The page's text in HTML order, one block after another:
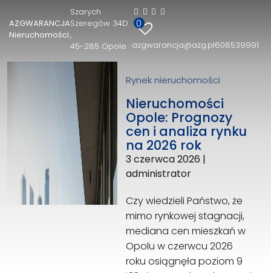
AZGWARANCJA
Nieruchomości
Szarych
Szeregów 34D
45-285 Opole
0
azgwarancja@azg.pl608539991
AZGWARANCJA Nieruchomości
Szarych Szeregów 34D
45-285 Opole
608539991
azgwarancja@azg.pl
Rynek nieruchomości
Nieruchomości
Opole: Prognozy
cen i analiza rynku
na 2026 rok
3 czerwca 2026 |
administrator
Czy wiedzieli Państwo, że
mimo rynkowej stagnacji,
mediana cen mieszkań w
Opolu w czerwcu 2026
roku osiągnęła poziom 9